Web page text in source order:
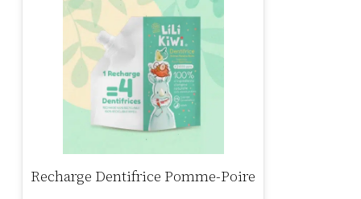
Recharge Dentifrice Pomme-Poire